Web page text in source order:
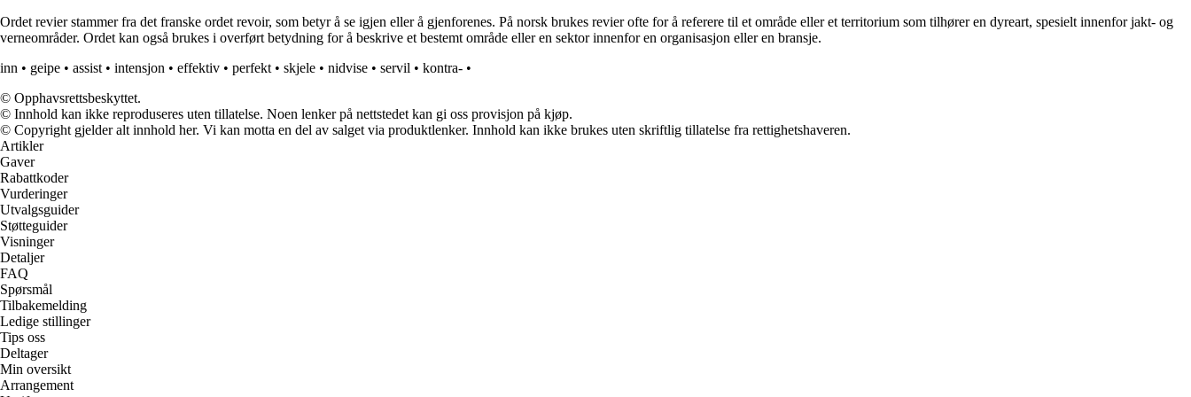
Ordet revier stammer fra det franske ordet revoir, som betyr å se igjen eller å gjenforenes. På norsk brukes revier ofte for å referere til et område eller et territorium som tilhører en dyreart, spesielt innenfor jakt- og
verneområder. Ordet kan også brukes i overført betydning for å beskrive et bestemt område eller en sektor innenfor en organisasjon eller en bransje.
inn • geipe • assist • intensjon • effektiv • perfekt • skjele • nidvise • servil • kontra- •
© Opphavsrettsbeskyttet.
© Innhold kan ikke reproduseres uten tillatelse. Noen lenker på nettstedet kan gi oss provisjon på kjøp.
© Copyright gjelder alt innhold her. Vi kan motta en del av salget via produktlenker. Innhold kan ikke brukes uten skriftlig tillatelse fra rettighetshaveren.
Artikler
Gaver
Rabattkoder
Vurderinger
Utvalgsguider
Støtteguider
Visninger
Detaljer
FAQ
Spørsmål
Tilbakemelding
Ledige stillinger
Tips oss
Deltager
Min oversikt
Arrangement